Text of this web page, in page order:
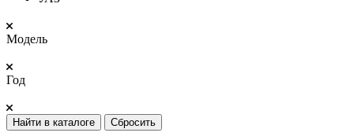
Модель
Год
Найти в каталоге Сбросить